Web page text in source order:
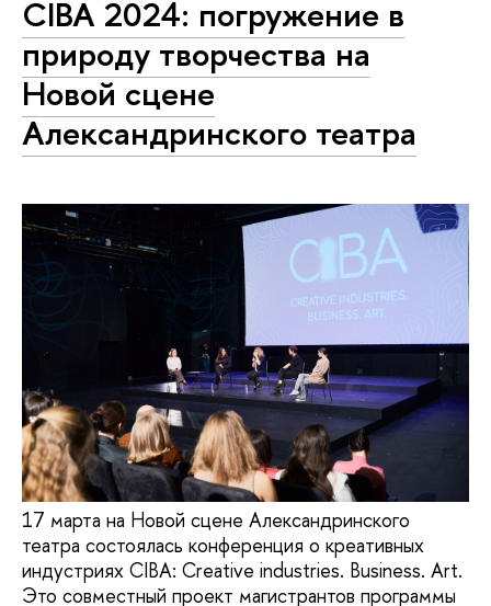
CIBA 2024: погружение в
природу творчества на
Новой сцене
Александринского театра
17 марта на Новой сцене Александринского
театра состоялась конференция о креативных
индустриях CIBA: Creative industries. Business. Art.
Это совместный проект магистрантов программы